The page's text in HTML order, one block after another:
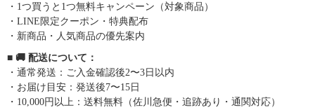
・1つ買うと1つ無料キャンペーン（対象商品）
・LINE限定クーポン・特典配布
・新商品・人気商品の優先案内
■ 🚚 配送について：
・通常発送：ご入金確認後2〜3日以内
・お届け目安：発送後7〜15日
・10,000円以上：送料無料（佐川急便・追跡あり・通関対応）